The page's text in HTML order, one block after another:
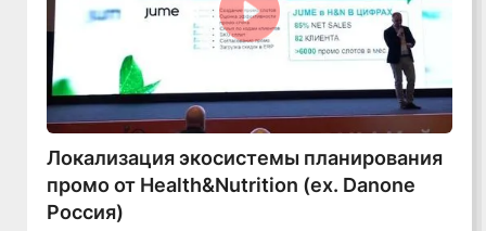
Смотреть видео
Локализация экосистемы планирования
промо от Health&Nutrition (ex. Danone
Россия)